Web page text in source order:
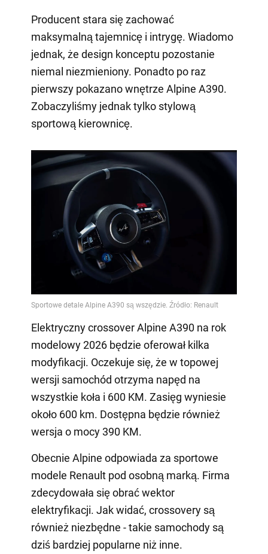
Producent stara się zachować
maksymalną tajemnicę i intrygę. Wiadomo
jednak, że design konceptu pozostanie
niemal niezmieniony. Ponadto po raz
pierwszy pokazano wnętrze Alpine A390.
Zobaczyliśmy jednak tylko stylową
sportową kierownicę.
Elektryczny crossover Alpine A390 na rok
modelowy 2026 będzie oferował kilka
modyfikacji. Oczekuje się, że w topowej
wersji samochód otrzyma napęd na
wszystkie koła i 600 KM. Zasięg wyniesie
około 600 km. Dostępna będzie również
wersja o mocy 390 KM.
Obecnie Alpine odpowiada za sportowe
modele Renault pod osobną marką. Firma
zdecydowała się obrać wektor
elektryfikacji. Jak widać, crossovery są
również niezbędne - takie samochody są
dziś bardziej popularne niż inne.